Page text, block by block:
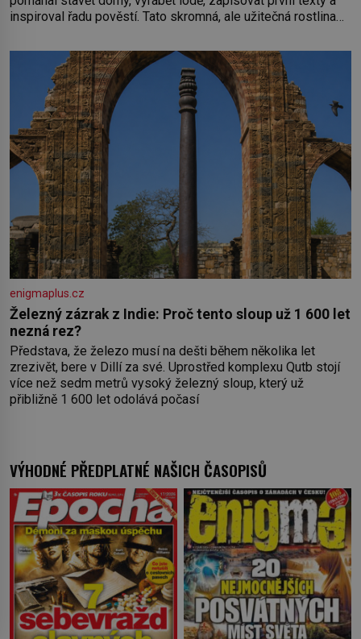
inspiroval řadu pověstí. Tato skromná, ale užitečná rostlina
obyčejnou kulisu letního koupání. Stačí se však podívat
enigmaplus.cz
Železný zázrak z Indie: Proč tento sloup už 1 600 let
nezná rez?
Představa, že železo musí na dešti během několika let
zrezivět, bere v Dillí za své. Uprostřed komplexu Qutb stojí
více než sedm metrů vysoký železný sloup, který už
přibližně 1 600 let odolává počasí
VÝHODNÉ PŘEDPLATNÉ NAŠICH ČASOPISŮ